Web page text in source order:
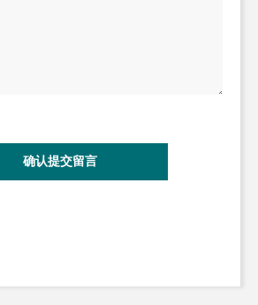
确认提交留言